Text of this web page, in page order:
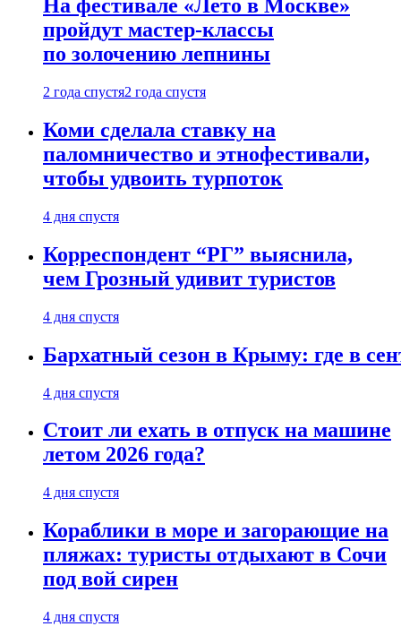
На фестивале «Лето в Москве»
пройдут мастер-классы
по золочению лепнины
2 года спустя2 года спустя
Коми сделала ставку на
паломничество и этнофестивали,
чтобы удвоить турпоток
4 дня спустя
Корреспондент “РГ” выяснила,
чем Грозный удивит туристов
4 дня спустя
Бархатный сезон в Крыму: где в
4 дня спустя
Стоит ли ехать в отпуск на машине
летом 2026 года?
4 дня спустя
Кораблики в море и загорающие на
пляжах: туристы отдыхают в Сочи
под вой сирен
4 дня спустя